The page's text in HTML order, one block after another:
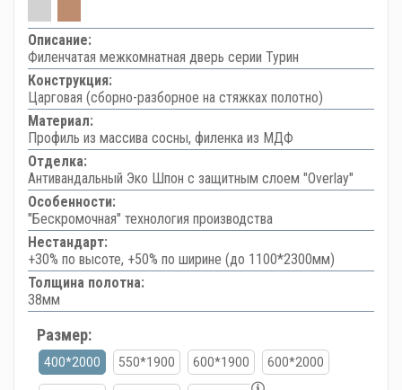
Описание:
Филенчатая межкомнатная дверь серии Турин
Конструкция:
Царговая (сборно-разборное на стяжках полотно)
Материал:
Профиль из массива сосны, филенка из МДФ
Отделка:
Антивандальный Эко Шпон с защитным слоем "Overlay"
Особенности:
"Бескромочная" технология производства
Нестандарт:
+30% по высоте, +50% по ширине (до 1100*2300мм)
Толщина полотна:
38мм
Размер:
400*2000 550*1900 600*1900 600*2000